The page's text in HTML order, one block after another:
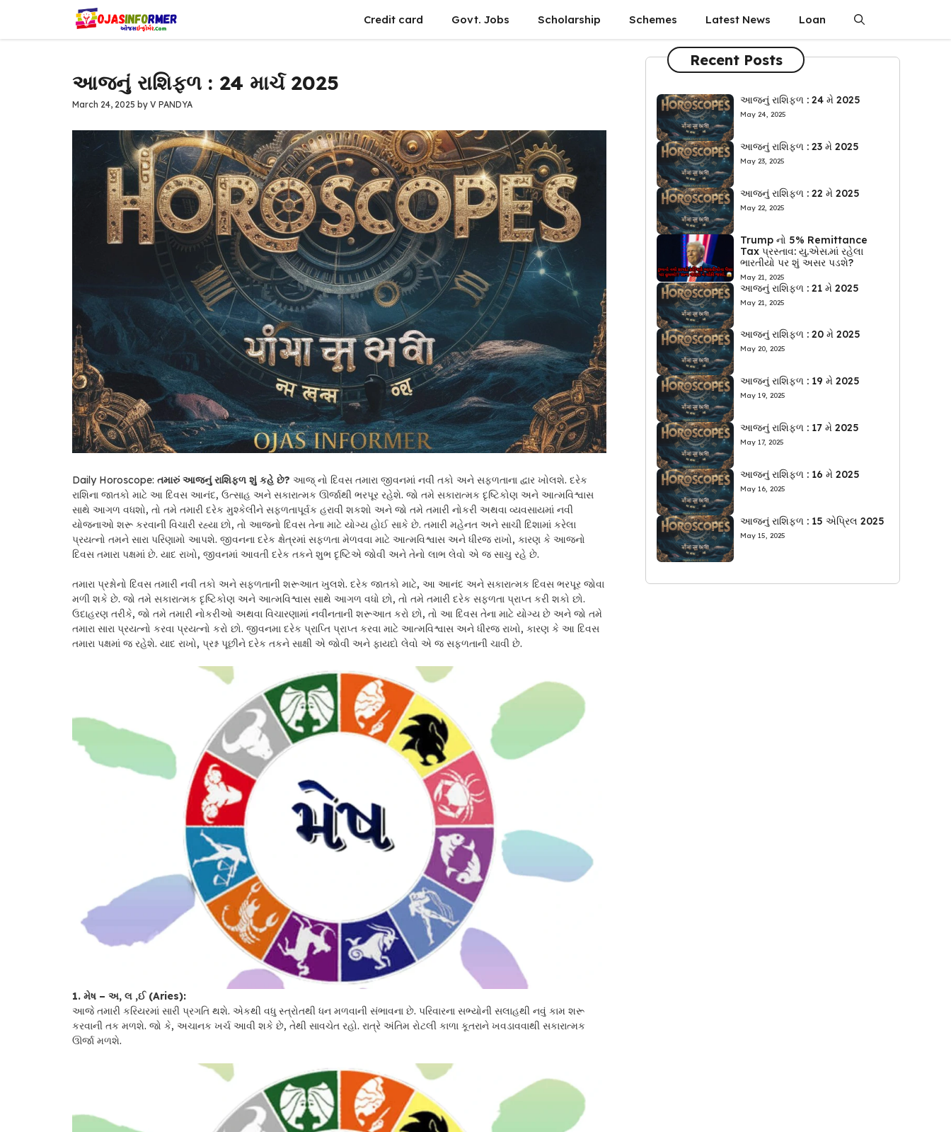
content
Credit card Govt. Jobs Scholarship Schemes Latest News Loan
આજનું રાશિફળ : 24 માર્ચ 2025
March 24, 2025 by V PANDYA
Daily Horoscope: તમારું આજનું રાશિફળ શું કહે છે? આજ્ નો દિવસ તમારા જીવનમાં નવી તકો અને સફળતાના દ્વાર ખોલશે. દરેક
રાશિના જાતકો માટે આ દિવસ આનંદ, ઉત્સાહ અને સકારાત્મક ઊર્જાથી ભરપૂર રહેશે. જો તમે સકારાત્મક દૃષ્ટિકોણ અને આત્મવિશ્વાસ
સાથે આગળ વધશો, તો તમે તમારી દરેક મુશ્કેલીને સફળતાપૂર્વક હરાવી શકશો અને જો તમે તમારી નોકરી અથવા વ્યવસાયમાં નવી
યોજનાઓ શરૂ કરવાની વિચારી રહ્યા છો, તો આજનો દિવસ તેના માટે યોગ્ય હોઈ સાકે છે. તમારી મહેનત અને સાચી દિશામાં કરેલા
પ્રયત્નો તમને સારા પરિણામો આપશે. જીવનના દરેક ક્ષેત્રમાં સફળતા મેળવવા માટે આત્મવિશ્વાસ અને ધીરજ રાખો, કારણ કે આજનો
દિવસ તમારા પક્ષમાં છે. યાદ રાખો, જીવનમાં આવતી દરેક તકને શુભ દૃષ્ટિએ જોવી અને તેનો લાભ લેવો એ જ સાચુ રહે છે.
તમારા પ્રશ્નોનો દિવસ તમારી નવી તકો અને સફળતાની શરૂઆત ખુલશે. દરેક જાતકો માટે, આ આનંદ અને સકારાત્મક દિવસ ભરપૂર જોવા
મળી શકે છે. જો તમે સકારાત્મક દૃષ્ટિકોણ અને આત્મવિશ્વાસ સાથે આગળ વધો છો, તો તમે તમારી દરેક સફળતા પ્રાપ્ત કરી શકો છો.
ઉદાહરણ તરીકે, જો તમે તમારી નોકરીઓ અથવા વિચારણામાં નવીનતાની શરૂઆત કરો છો, તો આ દિવસ તેના માટે યોગ્ય છે અને જો તમે
તમારા સારા પ્રયત્નો કરવા પ્રયત્નો કરો છો. જીવનમા દરેક પ્રાપ્તિ પ્રાપ્ત કરવા માટે આત્મવિશ્વાસ અને ધીરજ રાખો, કારણ કે આ દિવસ
તમારા પક્ષમાં જ રહેશે. યાદ રાખો, પ્રશ્ન પૂછીને દરેક તકને સાક્ષી એ જોવી અને ફાયદો લેવો એ જ સફળતાની ચાવી છે.
1. મેષ – અ, લ ,ઈ (Aries):
આજે તમારી કરિયરમાં સારી પ્રગતિ થશે. એકથી વધુ સ્ત્રોતથી ધન મળવાની સંભાવના છે. પરિવારના સભ્યોની સલાહથી નવું કામ શરૂ
કરવાની તક મળશે. જો કે, અચાનક ખર્ચ આવી શકે છે, તેથી સાવચેત રહો. રાત્રે અંતિમ રોટલી કાળા કૂતરાને ખવડાવવાથી સકારાત્મક
ઊર્જા મળશે.
Recent Posts
આજનું રાશિફળ : 24 મે 2025
May 24, 2025
આજનું રાશિફળ : 23 મે 2025
May 23, 2025
આજનું રાશિફળ : 22 મે 2025
May 22, 2025
Trump નો 5% Remittance
Tax પ્રસ્તાવ: યુ.એસ.માં રહેલા
ભારતીયો પર શું અસર પડશે?
May 21, 2025
આજનું રાશિફળ : 21 મે 2025
May 21, 2025
આજનું રાશિફળ : 20 મે 2025
May 20, 2025
આજનું રાશિફળ : 19 મે 2025
May 19, 2025
આજનું રાશિફળ : 17 મે 2025
May 17, 2025
આજનું રાશિફળ : 16 મે 2025
May 16, 2025
આજનું રાશિફળ : 15 એપ્રિલ 2025
May 15, 2025